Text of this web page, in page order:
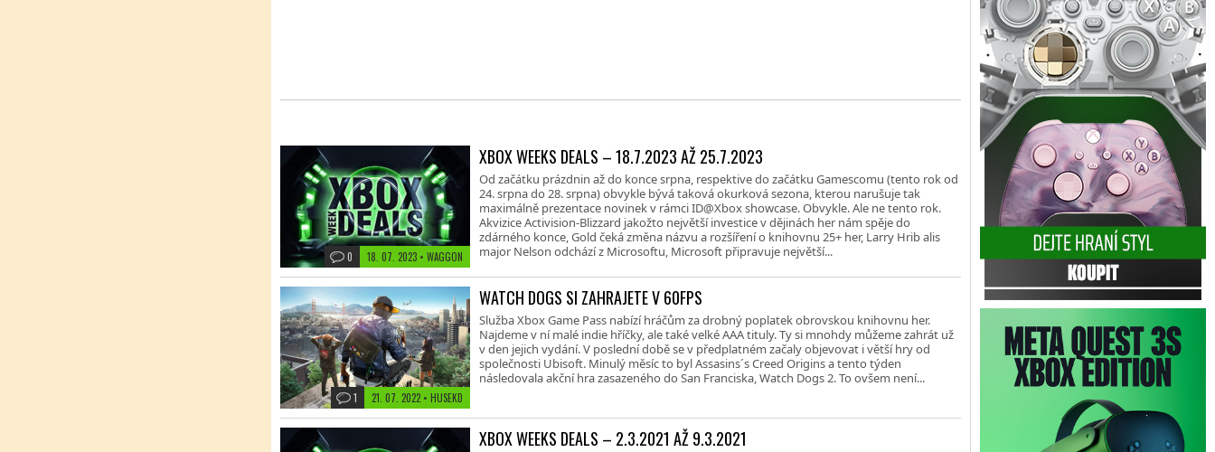
18. 07. 2023 • WAGGON
0
XBOX WEEKS DEALS – 18.7.2023 AŽ 25.7.2023
Od začátku prázdnin až do konce srpna, respektive do začátku Gamescomu (tento rok od
24. srpna do 28. srpna) obvykle bývá taková okurková sezona, kterou narušuje tak
maximálně prezentace novinek v rámci ID@Xbox showcase. Obvykle. Ale ne tento rok.
Akvizice Activision-Blizzard jakožto největší investice v dějinách her nám spěje do
zdárného konce, Gold čeká změna názvu a rozšíření o knihovnu 25+ her, Larry Hrib alis
major Nelson odchází z Microsoftu, Microsoft připravuje největší...
21. 07. 2022 • HUSEKD
1
WATCH DOGS SI ZAHRAJETE V 60FPS
Služba Xbox Game Pass nabízí hráčům za drobný poplatek obrovskou knihovnu her.
Najdeme v ní malé indie hříčky, ale také velké AAA tituly. Ty si mnohdy můžeme zahrát už
v den jejich vydání. V poslední době se v předplatném začaly objevovat i větší hry od
společnosti Ubisoft. Minulý měsíc to byl Assasins´s Creed Origins a tento týden
následovala akční hra zasazeného do San Franciska, Watch Dogs 2. To ovšem není...
XBOX WEEKS DEALS – 2.3.2021 AŽ 9.3.2021